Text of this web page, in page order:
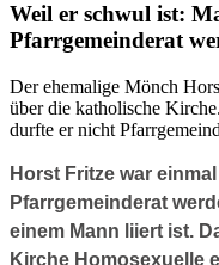
Weil er schwul ist:
Pfarrgemeinderat
Der ehemalige Mönch
über die katholische
durfte er nicht
Horst Fritze war
Pfarrgemeinderat
einem Mann liiert ist.
Kirche Homosexuelle